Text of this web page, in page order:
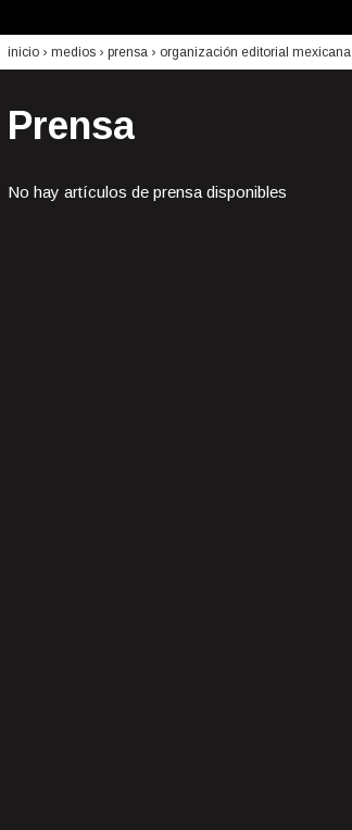
inicio › medios › prensa › organización editorial mexicana
Prensa
No hay artículos de prensa disponibles